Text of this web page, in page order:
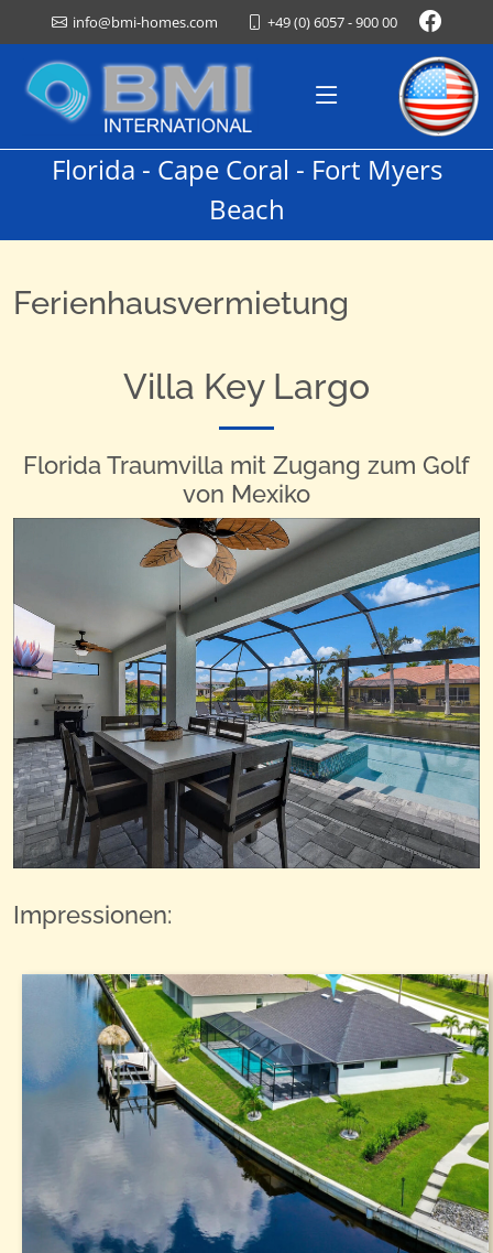
info@bmi-homes.com +49 (0) 6057 - 900 00
Florida - Cape Coral - Fort Myers
Beach
Ferienhausvermietung
Villa Key Largo
Florida Traumvilla mit Zugang zum Golf
von Mexiko
Impressionen: